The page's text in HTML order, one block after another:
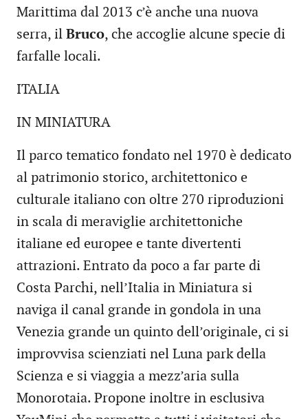
Marittima dal 2013 c’è anche una nuova
serra, il Bruco, che accoglie alcune specie di
farfalle locali.
ITALIA
IN MINIATURA
Il parco tematico fondato nel 1970 è dedicato
al patrimonio storico, architettonico e
culturale italiano con oltre 270 riproduzioni
in scala di meraviglie architettoniche
italiane ed europee e tante divertenti
attrazioni. Entrato da poco a far parte di
Costa Parchi, nell’Italia in Miniatura si
naviga il canal grande in gondola in una
Venezia grande un quinto dell’originale, ci si
improvvisa scienziati nel Luna park della
Scienza e si viaggia a mezz’aria sulla
Monorotaia. Propone inoltre in esclusiva